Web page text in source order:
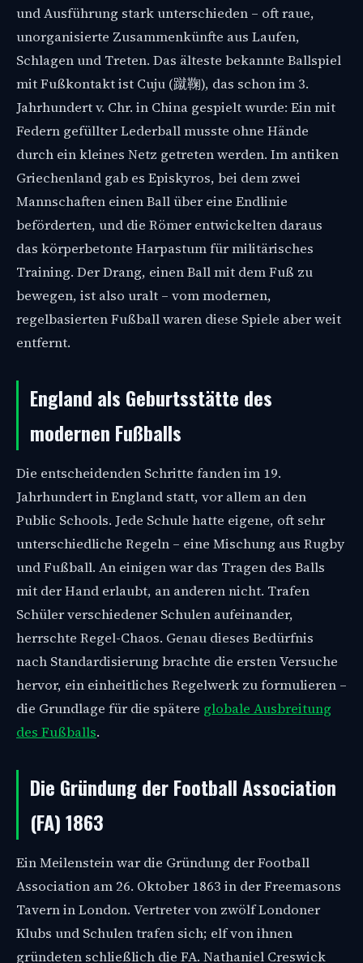
und Ausführung stark unterschieden – oft raue,
unorganisierte Zusammenkünfte aus Laufen,
Schlagen und Treten. Das älteste bekannte Ballspiel
mit Fußkontakt ist Cuju (蹴鞠), das schon im 3.
Jahrhundert v. Chr. in China gespielt wurde: Ein mit
Federn gefüllter Lederball musste ohne Hände
durch ein kleines Netz getreten werden. Im antiken
Griechenland gab es Episkyros, bei dem zwei
Mannschaften einen Ball über eine Endlinie
beförderten, und die Römer entwickelten daraus
das körperbetonte Harpastum für militärisches
Training. Der Drang, einen Ball mit dem Fuß zu
bewegen, ist also uralt – vom modernen,
regelbasierten Fußball waren diese Spiele aber weit
entfernt.
England als Geburtsstätte des
modernen Fußballs
Die entscheidenden Schritte fanden im 19.
Jahrhundert in England statt, vor allem an den
Public Schools. Jede Schule hatte eigene, oft sehr
unterschiedliche Regeln – eine Mischung aus Rugby
und Fußball. An einigen war das Tragen des Balls
mit der Hand erlaubt, an anderen nicht. Trafen
Schüler verschiedener Schulen aufeinander,
herrschte Regel-Chaos. Genau dieses Bedürfnis
nach Standardisierung brachte die ersten Versuche
hervor, ein einheitliches Regelwerk zu formulieren –
die Grundlage für die spätere globale Ausbreitung
des Fußballs.
Die Gründung der Football Association
(FA) 1863
Ein Meilenstein war die Gründung der Football
Association am 26. Oktober 1863 in der Freemasons
Tavern in London. Vertreter von zwölf Londoner
Klubs und Schulen trafen sich; elf von ihnen
gründeten schließlich die FA. Nathaniel Creswick